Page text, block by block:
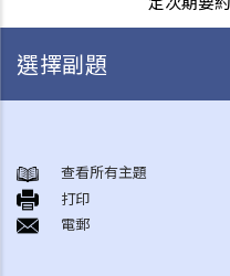
選擇副題
1. 香港有甚麼政府部門專門處理
現糾紛／問題，應向那一個部門
2. 有關政府物業（例如公屋單位
查看所有主題
打印
電郵